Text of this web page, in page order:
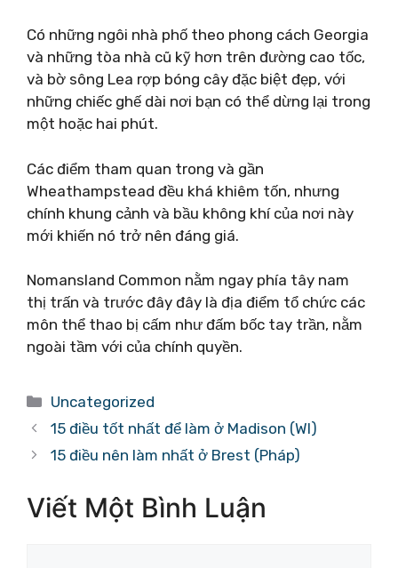
Có những ngôi nhà phố theo phong cách Georgia
và những tòa nhà cũ kỹ hơn trên đường cao tốc,
và bờ sông Lea rợp bóng cây đặc biệt đẹp, với
những chiếc ghế dài nơi bạn có thể dừng lại trong
một hoặc hai phút.
Các điểm tham quan trong và gần
Wheathampstead đều khá khiêm tốn, nhưng
chính khung cảnh và bầu không khí của nơi này
mới khiến nó trở nên đáng giá.
Nomansland Common nằm ngay phía tây nam
thị trấn và trước đây đây là địa điểm tổ chức các
môn thể thao bị cấm như đấm bốc tay trần, nằm
ngoài tầm với của chính quyền.
Danh
mục
Uncategorized
15 điều tốt nhất để làm ở Madison (WI)
15 điều nên làm nhất ở Brest (Pháp)
Viết Một Bình Luận